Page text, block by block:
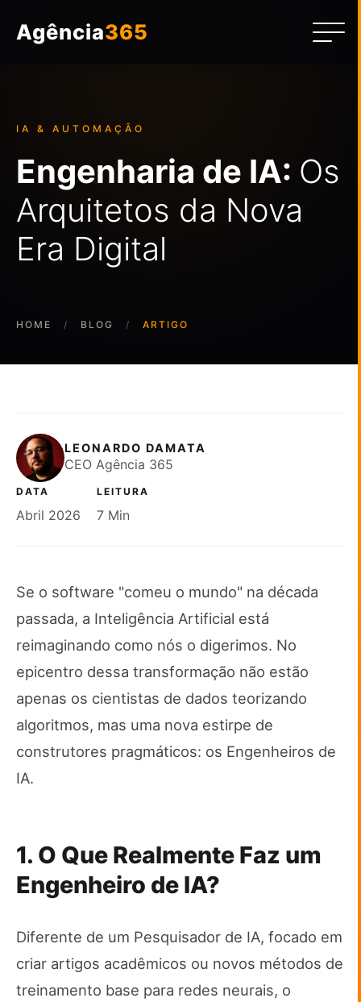
Agência365
IA & AUTOMAÇÃO
Engenharia de IA: Os
Arquitetos da Nova
Era Digital
HOME BLOG ARTIGO
LEONARDO DAMATA
CEO Agência 365
DATA
Abril 2026
LEITURA
7 Min
Se o software "comeu o mundo" na década
passada, a Inteligência Artificial está
reimaginando como nós o digerimos. No
epicentro dessa transformação não estão
apenas os cientistas de dados teorizando
algoritmos, mas uma nova estirpe de
construtores pragmáticos: os Engenheiros de
IA.
1. O Que Realmente Faz um
Engenheiro de IA?
Diferente de um Pesquisador de IA, focado em
criar artigos acadêmicos ou novos métodos de
treinamento base para redes neurais, o